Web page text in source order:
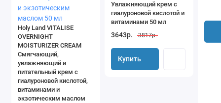
Holy Land VITALISE
OVERNIGHT
MOISTURIZER CREAM
Смягчающий,
увлажняющий и
питательный крем с
гиалуроновой кислотой,
витаминами и
экзотическим маслом
Увлажняющий крем с
гиалуроновой кислотой и
витаминами 50 мл
3643р. 3817р.
Купить